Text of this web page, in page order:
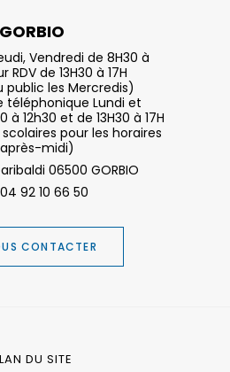
GORBIO
Vendredi de 8H30 à
RDV de 13H30 à 17H
public les Mercredis)
téléphonique Lundi et
12h30 et de 13H30 à 17H
pour les horaires
midi)
06500 GORBIO
04 92 10 66 50
CONTACTER
DU SITE